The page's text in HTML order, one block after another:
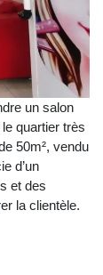
un salon
quartier très
50m², vendu
d’un
et des
la clientèle.